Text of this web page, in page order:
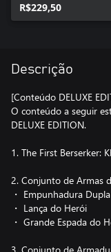
R$229,50
Descrição
[Conteúdo DELUXE
O conteúdo a seguir
DELUXE EDITION.
1. The First Berserker:
2. Conjunto de Armas
・ Empunhadura
・ Lança do Herói
・ Grande Espada do